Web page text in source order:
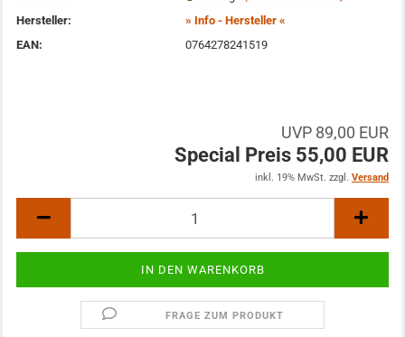
Hersteller:
» Info - Hersteller «
EAN:
0764278241519
UVP 89,00 EUR
Special Preis 55,00 EUR
inkl. 19% MwSt. zzgl. Versand
FRAGE ZUM PRODUKT